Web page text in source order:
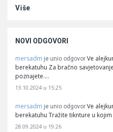
Više
NOVI ODGOVORI
mersadm je unio odgovor Ve
berekatuhu Za bračno
poznajete.…
13.10.2024 u 15:25
mersadm je unio odgovor Ve
berekatuhu Tražite tiknture u
28.09.2024 u 19:26